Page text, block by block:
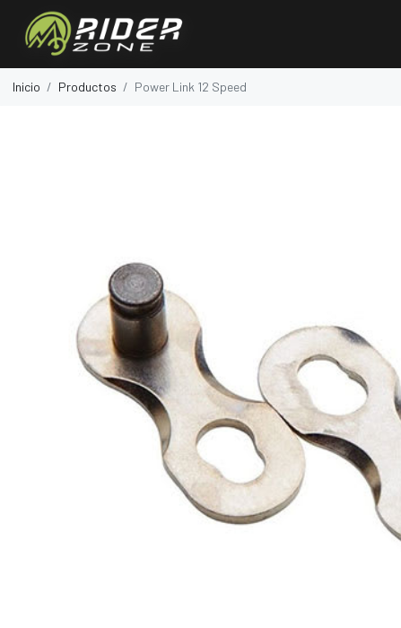
Inicio Productos Power Link 12 Speed